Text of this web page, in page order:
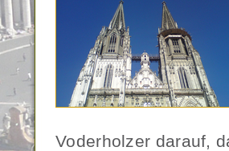
Voderholzer darauf,